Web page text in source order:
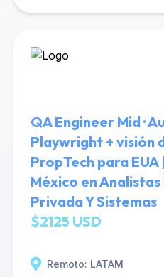
QA Engineer Mid ·
Playwright + visión
PropTech para EUA
México en
Privada Y Sistemas
$2125 USD
Remoto: LATAM